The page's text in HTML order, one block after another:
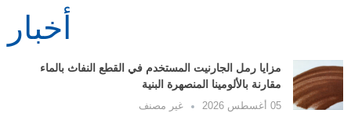
أخبار
مزايا رمل الجارنيت المستخدم في القطع النفاث بالماء
مقارنة بالألومينا المنصهرة البنية
05 أغسطس 2026 غير مصنف